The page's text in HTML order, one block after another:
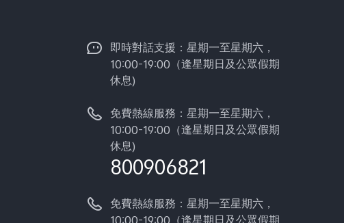
即時對話支援：星期一至星期六，
10:00-19:00（逢星期日及公眾假期
休息)
免費熱線服務：星期一至星期六，
10:00-19:00（逢星期日及公眾假期
休息)
800906821
免費熱線服務：星期一至星期六，